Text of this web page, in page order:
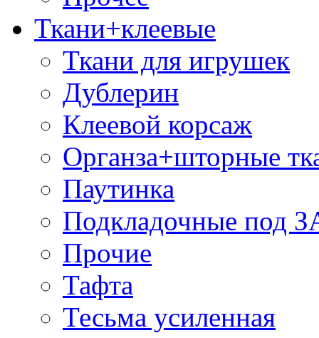
Ткани+клеевые
Ткани для игрушек
Дублерин
Клеевой корсаж
Органза+шторные
Паутинка
Подкладочные под
Прочие
Тафта
Тесьма усиленная